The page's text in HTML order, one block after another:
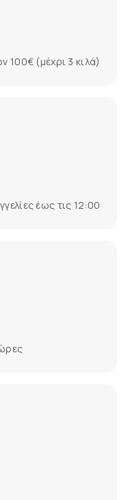
100€ (μέχρι 3 κιλά)
έως τις 12:00